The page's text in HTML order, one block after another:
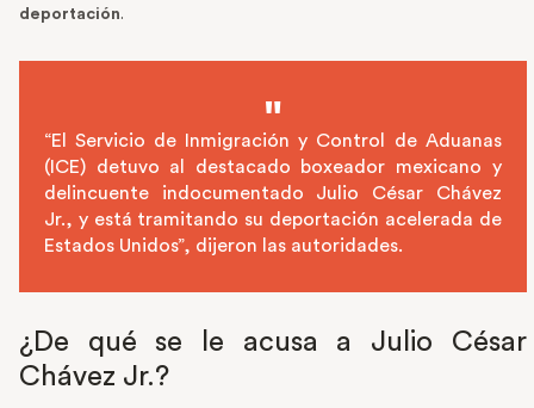
deportación.
“El Servicio de Inmigración y Control de Aduanas
(ICE) detuvo al destacado boxeador mexicano y
delincuente indocumentado Julio César Chávez
Jr., y está tramitando su deportación acelerada de
Estados Unidos”, dijeron las autoridades.
¿De qué se le acusa a Julio César
Chávez Jr.?